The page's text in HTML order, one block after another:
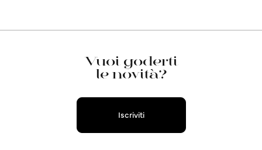
Vuoi goderti
le novità?
Iscriviti